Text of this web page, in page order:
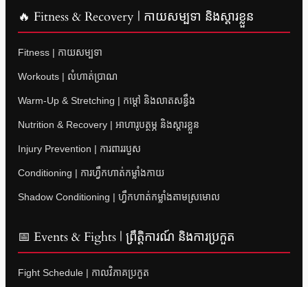
🔥 Fitness & Recovery | កាយសម្បទា និងស្តារខ្លួន
Fitness | កាយសម្បទា
Workouts | លំហាត់ប្រាណ
Warm-Up & Stretching | កម្តៅ និងលាតសន្ធឹង
Nutrition & Recovery | អាហារូបត្ថម្ភ និងស្តារខ្លួន
Injury Prevention | ការពាររបួស
Conditioning | ការហ្វឹកហាត់កម្លាំងកាយ
Shadow Conditioning | ហ្វឹកហាត់កម្លាំងតាមស្រមោល
📅 Events & Fights | ព្រឹត្តិការណ៍ និងការប្រកួត
Fight Schedule | កាលវិភាគប្រកួត